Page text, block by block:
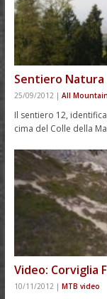
Sentiero Natura
25/09/2012 | All Mountain
Il sentiero 12,
cima del Colle della
Video: Corviglia
10/11/2012 | MTB video